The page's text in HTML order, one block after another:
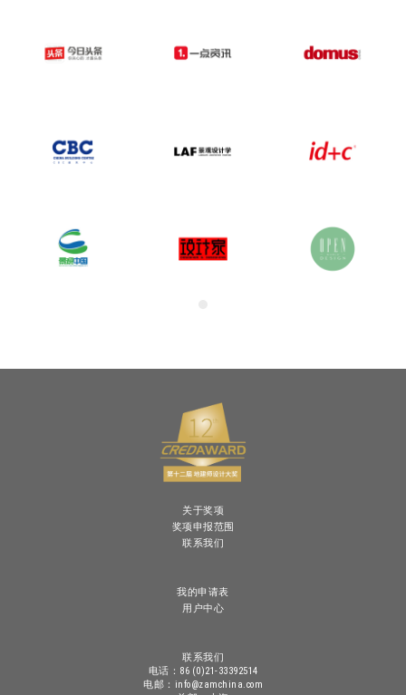
关于奖项
奖项申报范围
联系我们
我的申请表
用户中心
联系我们
电话：86 (0)21-33392514
电邮：info@zamchina.com